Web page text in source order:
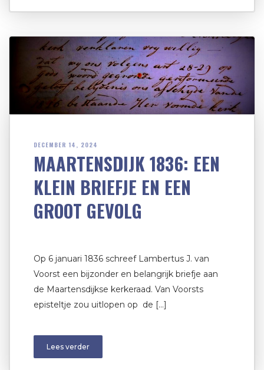
DECEMBER 14, 2024
MAARTENSDIJK 1836: EEN
KLEIN BRIEFJE EN EEN
GROOT GEVOLG
Op 6 januari 1836 schreef Lambertus J. van
Voorst een bijzonder en belangrijk briefje aan
de Maartensdijkse kerkeraad. Van Voorsts
episteltje zou uitlopen op de […]
Lees verder